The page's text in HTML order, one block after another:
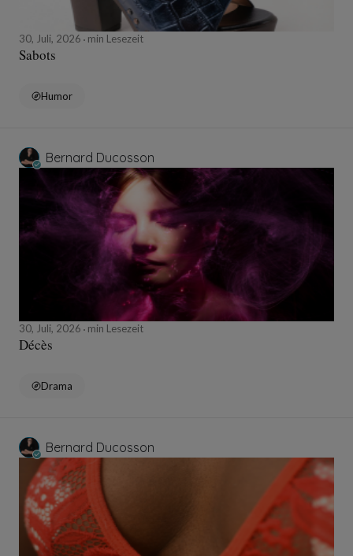
30, Juli, 2026 min Lesezeit
Sabots
Humor
Bernard Ducosson
30, Juli, 2026 min Lesezeit
Décès
Drama
Bernard Ducosson